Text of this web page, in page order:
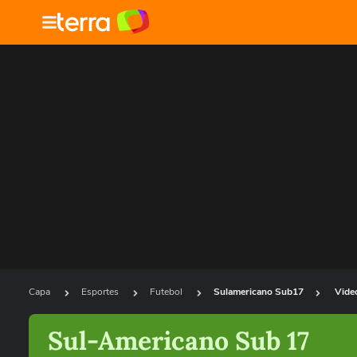
Capa Esportes Futebol Sulamericano Sub17
Sul-Americano Sub 17